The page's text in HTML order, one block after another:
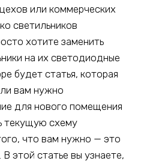
или коммерческих
светильников
хотите заменить
на их светодиодные
будет статья, которая
вам нужно
для нового помещения
текущую схему
что вам нужно — это
этой статье вы узнаете,